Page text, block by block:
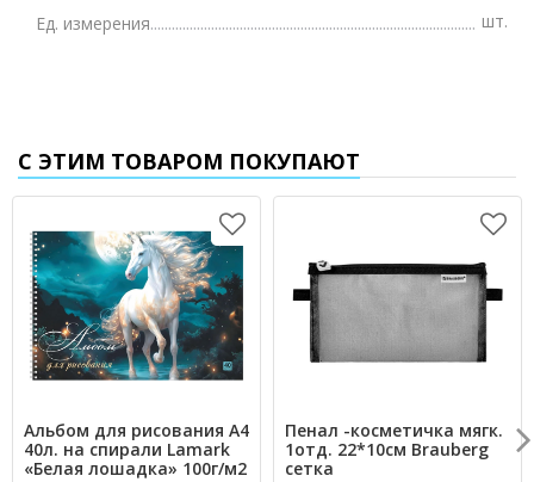
Ед. измерения
шт.
С ЭТИМ ТОВАРОМ ПОКУПАЮТ
Альбом для рисования А4
40л. на спирали Lamark
«Белая лошадка» 100г/м2
Пенал -косметичка мягк.
1отд. 22*10см Brauberg
сетка